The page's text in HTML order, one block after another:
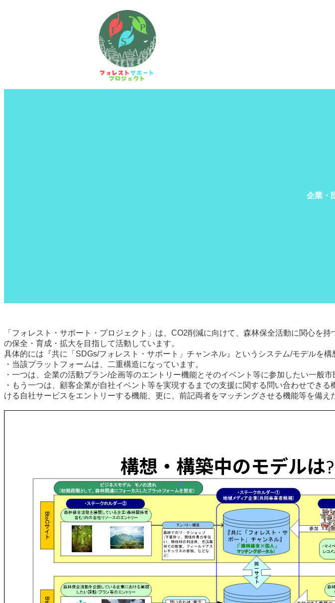
企業・
「フォレスト・サポート・プロジェクト」は、CO2削減に向けて、森林保全活動に関心を
の保全・育成・拡大を目指して活動しています。
具体的には『共に「SDGs/フォレスト・サポート」チャンネル』というシステム/モデルを構
・当該プラットフォームは、二重構造になっています。
・一つは、企業の活動プラン/企画等のエントリー機能とそのイベント等に参加したい一般
・もう一つは、顧客企業が自社イベント等を実現するまでの支援に関する問い合わせでき
ける自社サービスをエントリーする機能、更に、前記両者をマッチングさせる機能等を備え